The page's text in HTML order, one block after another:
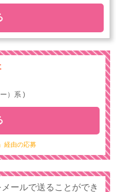
）系 )
経由の応募
ールで送ることができ